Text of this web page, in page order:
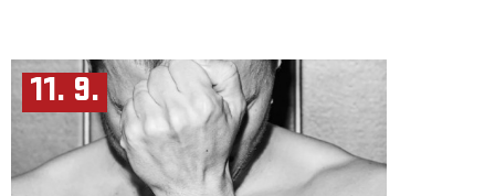
11. 9.